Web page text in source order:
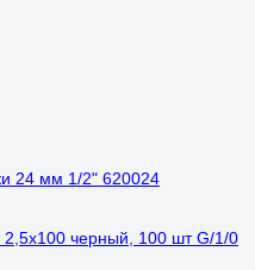
24 мм 1/2" 620024